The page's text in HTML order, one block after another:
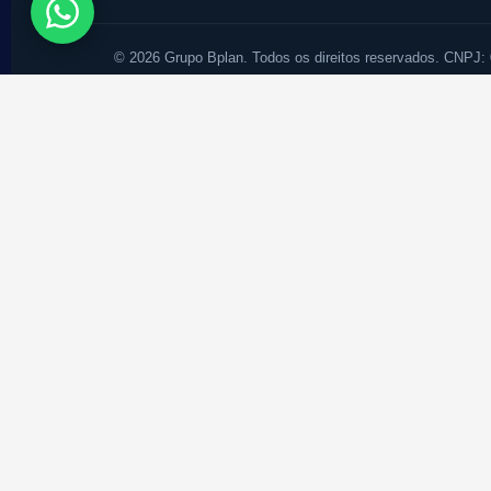
© 2026 Grupo Bplan. Todos os direitos reservados. CNPJ: